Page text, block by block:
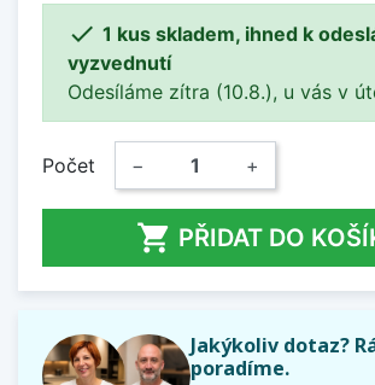
 1 kus skladem, ihned k
vyzvednutí
Odesíláme zítra (10.8.), u vás v
Počet − +
 PŘIDAT DO
Jakýkoliv dotaz?
poradíme.